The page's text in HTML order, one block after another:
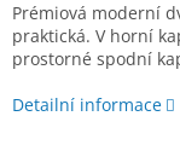
Prémiová moderní
praktická. V horní
prostorné spodní
Detailní informace